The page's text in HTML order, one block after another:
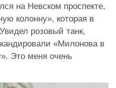
на Невском проспекте,
колонну», которая в
розовый танк,
«Милонова в
Это меня очень